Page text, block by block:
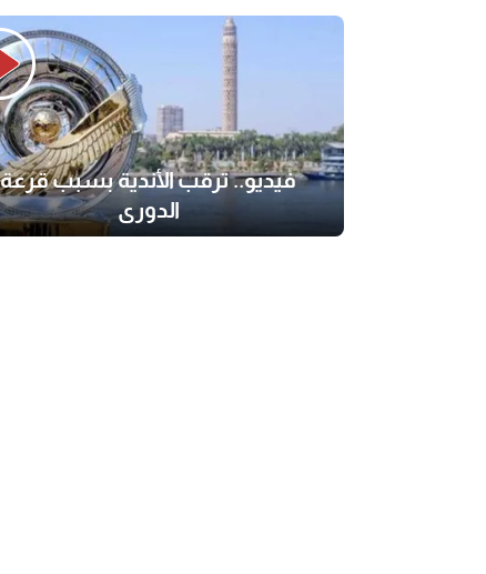
فيديو.. ترقب الأندية بسبب قرعة
الدوري